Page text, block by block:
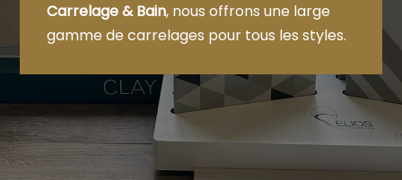
Carrelage & Bain, nous offrons une large
gamme de carrelages pour tous les styles.